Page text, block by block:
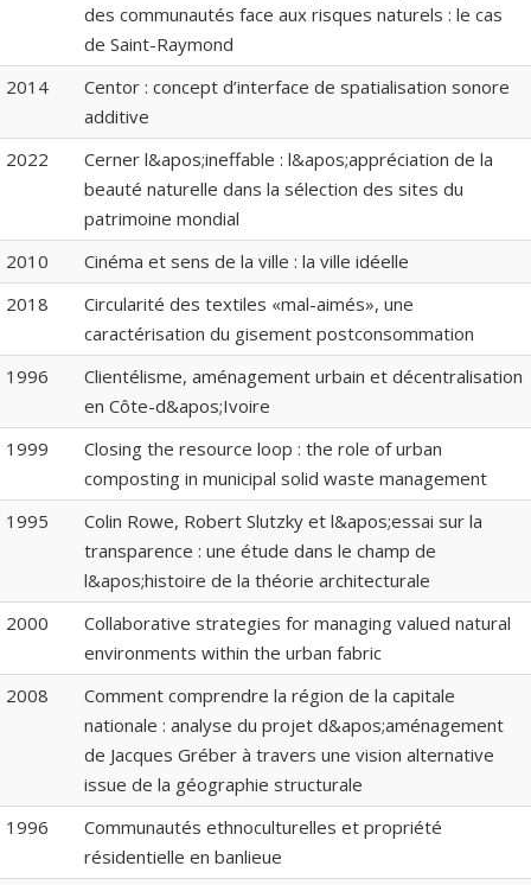
des communautés face aux risques naturels : le cas
de Saint-Raymond
2014
Centor : concept d’interface de spatialisation sonore
additive
2022
Cerner l&apos;ineffable : l&apos;appréciation de la
beauté naturelle dans la sélection des sites du
patrimoine mondial
2010
Cinéma et sens de la ville : la ville idéelle
2018
Circularité des textiles «mal-aimés», une
caractérisation du gisement postconsommation
1996
Clientélisme, aménagement urbain et décentralisation
en Côte-d&apos;Ivoire
1999
Closing the resource loop : the role of urban
composting in municipal solid waste management
1995
Colin Rowe, Robert Slutzky et l&apos;essai sur la
transparence : une étude dans le champ de
l&apos;histoire de la théorie architecturale
2000
Collaborative strategies for managing valued natural
environments within the urban fabric
2008
Comment comprendre la région de la capitale
nationale : analyse du projet d&apos;aménagement
de Jacques Gréber à travers une vision alternative
issue de la géographie structurale
1996
Communautés ethnoculturelles et propriété
résidentielle en banlieue